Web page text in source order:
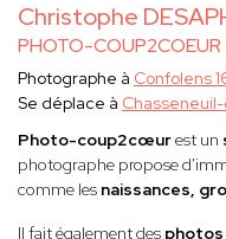
Christophe
PHOTO-COUP2COEUR
Photographe à Confolens
Se déplace à
Photo-coup2cœurest un
photographe propose
comme les naissances,
Il fait également des photos